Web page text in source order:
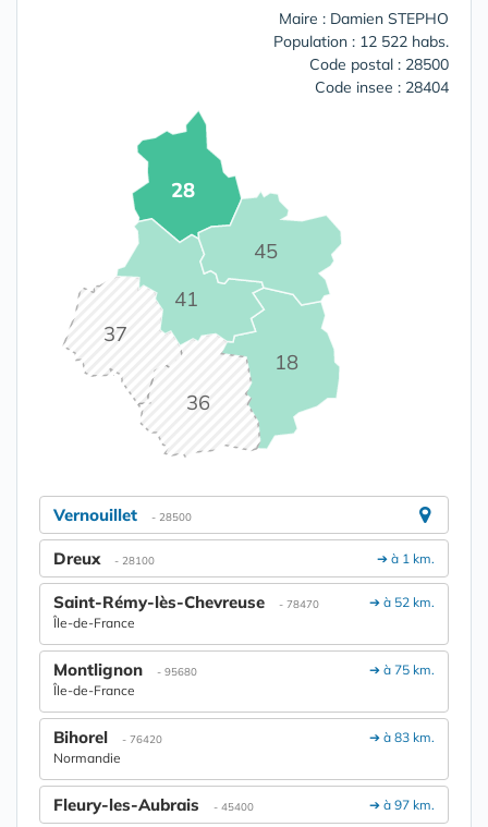
Maire : Damien STEPHO
Population : 12 522 habs.
Code postal : 28500
Code insee : 28404
18
28
36
37
41
45
Vernouillet - 28500
➔ à 1 km.
Dreux - 28100
➔ à 52 km.
Saint-Rémy-lès-Chevreuse - 78470
Île-de-France
➔ à 75 km.
Montlignon - 95680
Île-de-France
➔ à 83 km.
Bihorel - 76420
Normandie
➔ à 97 km.
Fleury-les-Aubrais - 45400